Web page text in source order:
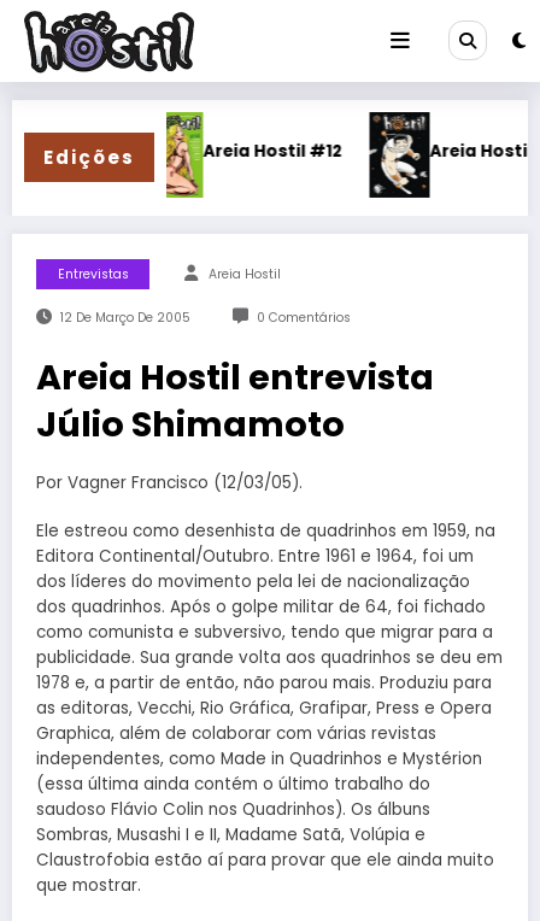
Pular
para
conteúdo
EdiçõesAreia Hostil #12 Areia Hostil #11
Entrevistas Areia Hostil
12 De Março De 2005 0 Comentários
Areia Hostil entrevista
Júlio Shimamoto
Por Vagner Francisco (12/03/05).
Ele estreou como desenhista de quadrinhos em 1959, na
Editora Continental/Outubro. Entre 1961 e 1964, foi um
dos líderes do movimento pela lei de nacionalização
dos quadrinhos. Após o golpe militar de 64, foi fichado
como comunista e subversivo, tendo que migrar para a
publicidade. Sua grande volta aos quadrinhos se deu em
1978 e, a partir de então, não parou mais. Produziu para
as editoras, Vecchi, Rio Gráfica, Grafipar, Press e Opera
Graphica, além de colaborar com várias revistas
independentes, como Made in Quadrinhos e Mystérion
(essa última ainda contém o último trabalho do
saudoso Flávio Colin nos Quadrinhos). Os álbuns
Sombras, Musashi I e II, Madame Satã, Volúpia e
Claustrofobia estão aí para provar que ele ainda muito
que mostrar.